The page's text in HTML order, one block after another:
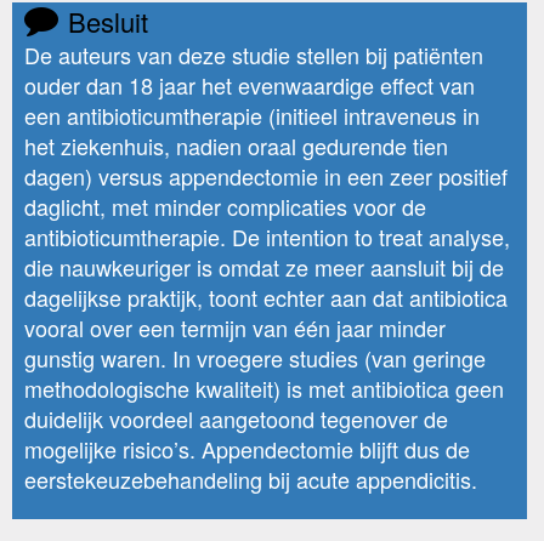
Besluit
De auteurs van deze studie stellen bij patiënten
ouder dan 18 jaar het evenwaardige effect van
een antibioticumtherapie (initieel intraveneus in
het ziekenhuis, nadien oraal gedurende tien
dagen) versus appendectomie in een zeer positief
daglicht, met minder complicaties voor de
antibioticumtherapie. De intention to treat analyse,
die nauwkeuriger is omdat ze meer aansluit bij de
dagelijkse praktijk, toont echter aan dat antibiotica
vooral over een termijn van één jaar minder
gunstig waren. In vroegere studies (van geringe
methodologische kwaliteit) is met antibiotica geen
duidelijk voordeel aangetoond tegenover de
mogelijke risico’s. Appendectomie blijft dus de
eerstekeuzebehandeling bij acute appendicitis.